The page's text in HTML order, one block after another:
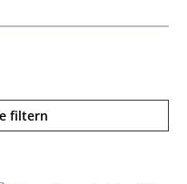
filtern